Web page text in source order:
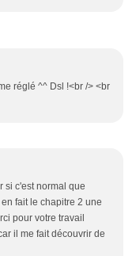
réglé ^^ Dsl !<br /> <br
si c'est normal que
fait le chapitre 2 une
pour votre travail
il me fait découvrir de